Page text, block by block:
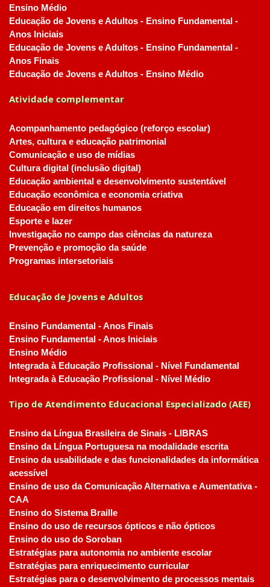
Ensino Médio
Educação de Jovens e Adultos - Ensino Fundamental -
Anos Iniciais
Educação de Jovens e Adultos - Ensino Fundamental -
Anos Finais
Educação de Jovens e Adultos - Ensino Médio
Atividade complementar
Acompanhamento pedagógico (reforço escolar)
Artes, cultura e educação patrimonial
Comunicação e uso de mídias
Cultura digital (inclusão digital)
Educação ambiental e desenvolvimento sustentável
Educação econômica e economia criativa
Educação em direitos humanos
Esporte e lazer
Investigação no campo das ciências da natureza
Prevenção e promoção da saúde
Programas intersetoriais
Educação de Jovens e Adultos
Ensino Fundamental - Anos Finais
Ensino Fundamental - Anos Iniciais
Ensino Médio
Integrada à Educação Profissional - Nível Fundamental
Integrada à Educação Profissional - Nível Médio
Tipo de Atendimento Educacional Especializado (AEE)
Ensino da Língua Brasileira de Sinais - LIBRAS
Ensino da Língua Portuguesa na modalidade escrita
Ensino da usabilidade e das funcionalidades da informática
acessível
Ensino de uso da Comunicação Alternativa e Aumentativa -
CAA
Ensino do Sistema Braille
Ensino do uso de recursos ópticos e não ópticos
Ensino do uso do Soroban
Estratégias para autonomia no ambiente escolar
Estratégias para enriquecimento curricular
Estratégias para o desenvolvimento de processos mentais